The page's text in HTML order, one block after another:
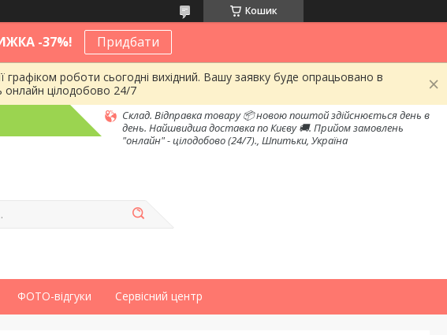
Кошик
-37%! Придбати
роботи сьогодні вихідний. Вашу заявку буде опрацьовано в
цілодобово 24/7
Склад. Відправка товару 📦 новою поштой здійснюється день в
день. Найшвидша доставка по Києву 🚚. Прийом замовлень
"онлайн" - цілодобово (24/7)., Шпитьки, Україна
ФОТО-відгуки Сервісний центр